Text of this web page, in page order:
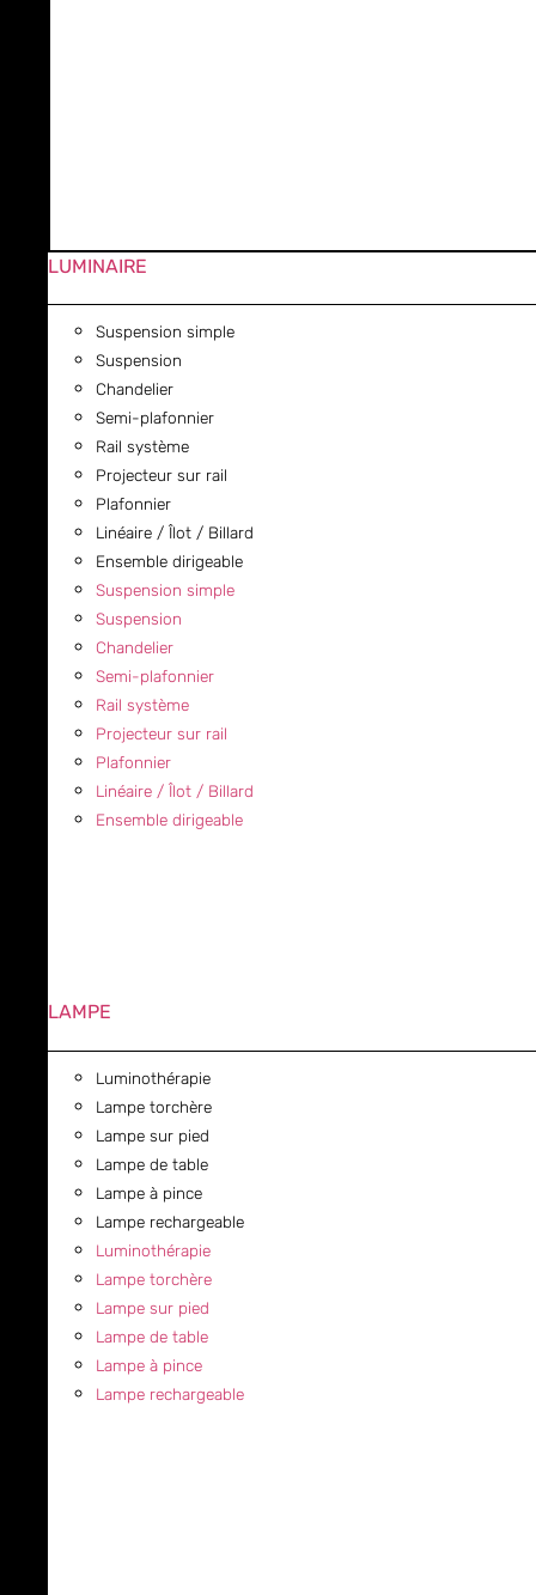
LUMINAIRE
Suspension simple
Suspension
Chandelier
Semi-plafonnier
Rail système
Projecteur sur rail
Plafonnier
Linéaire / Îlot / Billard
Ensemble dirigeable
Suspension simple
Suspension
Chandelier
Semi-plafonnier
Rail système
Projecteur sur rail
Plafonnier
Linéaire / Îlot / Billard
Ensemble dirigeable
LAMPE
Luminothérapie
Lampe torchère
Lampe sur pied
Lampe de table
Lampe à pince
Lampe rechargeable
Luminothérapie
Lampe torchère
Lampe sur pied
Lampe de table
Lampe à pince
Lampe rechargeable